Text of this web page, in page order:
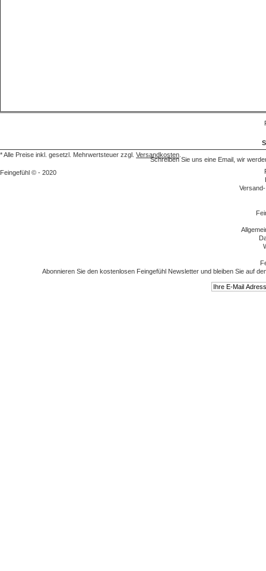
Schreiben Sie uns eine Email, wir
Abonnieren Sie den kostenlosen Feingefühl Newsletter und bleiben Sie auf
* Alle Preise inkl. gesetzl. Mehrwertsteuer zzgl. Versandkosten
Feingefühl © - 2020